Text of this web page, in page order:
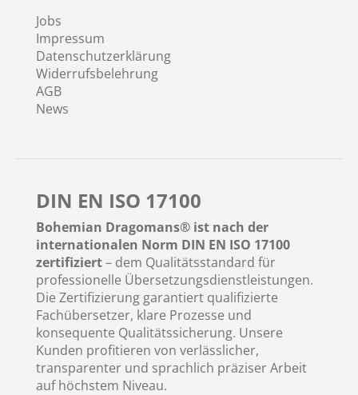
Jobs
Impressum
Datenschutzerklärung
Widerrufsbelehrung
AGB
News
DIN EN ISO 17100
Bohemian Dragomans® ist nach der
internationalen Norm DIN EN ISO 17100
zertifiziert– dem Qualitätsstandard für
professionelle Übersetzungsdienstleistungen.
Die Zertifizierung garantiert qualifizierte
Fachübersetzer, klare Prozesse und
konsequente Qualitätssicherung. Unsere
Kunden profitieren von verlässlicher,
transparenter und sprachlich präziser Arbeit
auf höchstem Niveau.